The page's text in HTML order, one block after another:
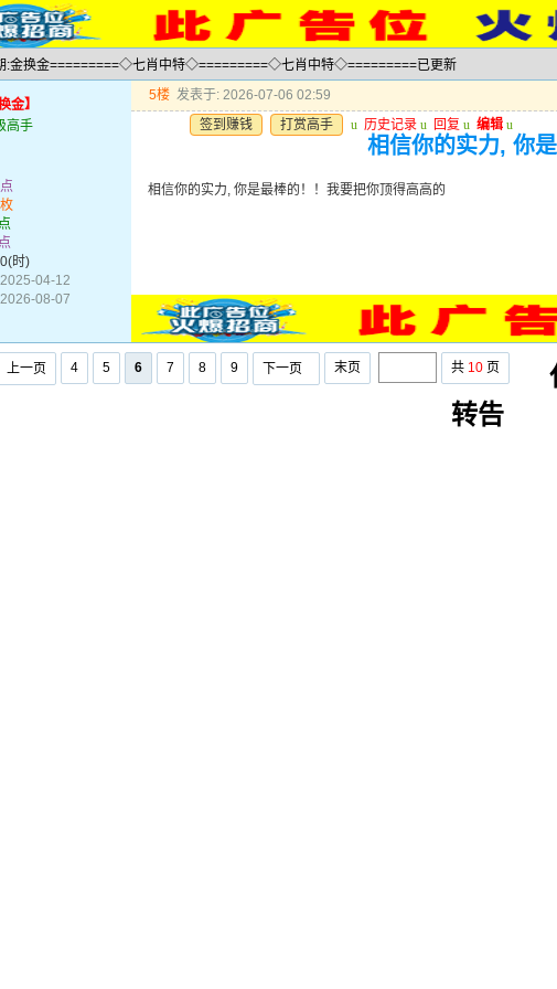
:金换金=========◇七肖中特◇=========◇七肖中特◇=========已更新
金】
高手
时)
2025-04-12
2026-08-07
5楼 发表于: 2026-07-06 02:59
签到赚钱
打赏高手 u 历史记录 u 回复 u 编辑 u
相信你的实力, 你
相信你的实力, 你是最棒的！！我要把你顶得高高的
上一页 4 5 6 7 8 9 下一页 末页 共 10 页
转告